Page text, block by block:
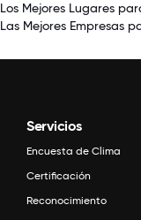
Los Mejores Lugares
Las Mejores Empresas
Servicios
Encuesta de Clima
Certificación
Reconocimiento